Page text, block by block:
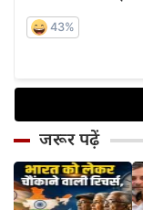
जरूर पढ़ें